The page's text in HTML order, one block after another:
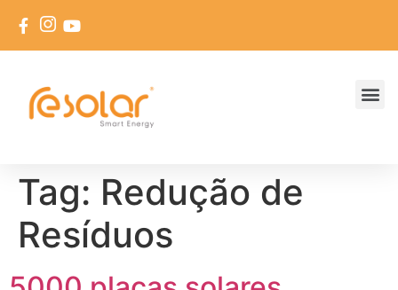
Tag: Redução de
Resíduos